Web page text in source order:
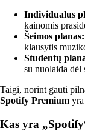
Individualus
kainomis
Šeimos planas:
klausytis
Studentų
su nuolaida dėl
Taigi, norint gauti
Spotify Premium
Kas yra